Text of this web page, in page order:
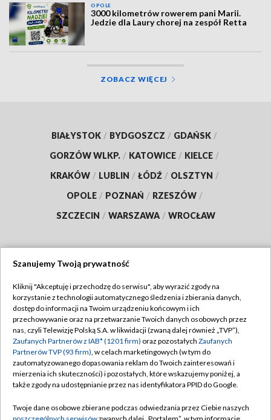
OPOLE
3000 kilometrów rowerem pani Marii.
Jedzie dla Laury chorej na zespół Retta
ZOBACZ WIĘCEJ
BIAŁYSTOK / BYDGOSZCZ / GDAŃSK /
GORZÓW WLKP. / KATOWICE / KIELCE /
KRAKÓW / LUBLIN / ŁÓDŹ / OLSZTYN /
OPOLE / POZNAŃ / RZESZÓW /
SZCZECIN / WARSZAWA / WROCŁAW
TVP
Abonament TVP
Emisja w TVP
Centrum informacji TVP
Naziemna Telewizja Cyfrowa
Rada Programowa
Regulamin TVP
Polityka prywatności
Moje zgody
Pomoc
Szanujemy Twoją prywatność
Kliknij "Akceptuję i przechodzę do serwisu", aby wyrazić zgody na
korzystanie z technologii automatycznego śledzenia i zbierania danych,
dostęp do informacji na Twoim urządzeniu końcowym i ich
przechowywanie oraz na przetwarzanie Twoich danych osobowych przez
nas, czyli Telewizję Polską S.A. w likwidacji (zwaną dalej również „TVP”),
Zaufanych Partnerów z IAB* (1201 firm) oraz pozostałych Zaufanych
Partnerów TVP (93 firm), w celach marketingowych (w tym do
zautomatyzowanego dopasowania reklam do Twoich zainteresowań i
mierzenia ich skuteczności) i pozostałych, które wskazujemy poniżej, a
także zgody na udostępnianie przez nas identyfikatora PPID do Google.
Twoje dane osobowe zbierane podczas odwiedzania przez Ciebie naszych